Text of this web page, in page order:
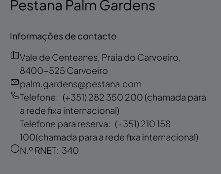
Pestana Palm Gardens
Informações de contacto
Vale de Centeanes, Praia do Carvoeiro,
8400-525 Carvoeiro
palm.gardens@pestana.com
Telefone: (+351) 282 350 200 (chamada para
a rede fixa internacional)
Telefone para reserva: (+351) 210 158
100(chamada para a rede fixa internacional)
N.º RNET: 340